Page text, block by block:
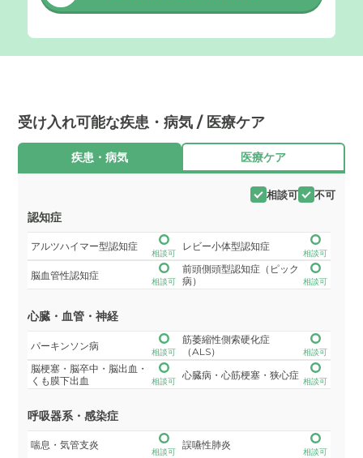
受け入れ可能な疾患・病気 / 医療ケア
疾患・病気 医療ケア
相談可 不可
認知症
アルツハイマー型認知症
相談可
レビー小体型認知症
相談可
脳血管性認知症
相談可
前頭側頭型認知症（ピック
病）
相談可
心臓・血管・神経
パーキンソン病
相談可
筋萎縮性側索硬化症
（ALS）
相談可
脳梗塞・脳卒中・脳出血・
くも膜下出血
相談可
心臓病・心筋梗塞・狭心症
相談可
呼吸器系・感染症
喘息・気管支炎
相談可
誤嚥性肺炎
相談可